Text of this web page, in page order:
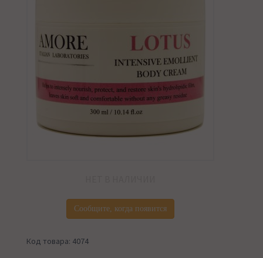
Сообщите, когда появится
Код товара: 4074